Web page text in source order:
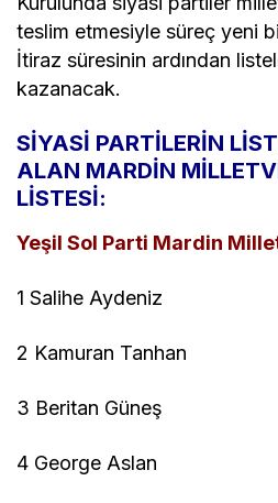
teslim etmesiyle süreç yeni
İtiraz süresinin ardından
kazanacak.
SİYASİ PARTİLERİN
ALAN MARDİN
LİSTESİ:
Yeşil Sol Parti Mardin
1 Salihe Aydeniz
2 Kamuran Tanhan
3 Beritan Güneş
4 George Aslan